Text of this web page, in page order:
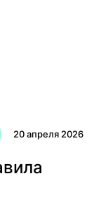
20 апреля 2026